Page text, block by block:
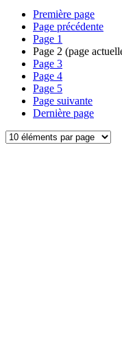
Première page
Page précédente
Page 1
Page 2 (page
Page 3
Page 4
Page 5
Page suivante
Dernière page